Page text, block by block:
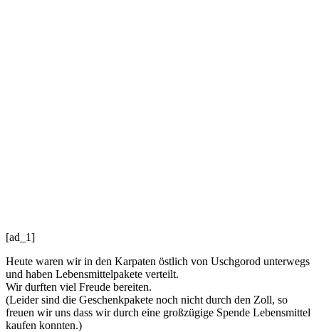
[ad_1]
Heute waren wir in den Karpaten östlich von Uschgorod unterwegs
und haben Lebensmittelpakete verteilt.
Wir durften viel Freude bereiten.
(Leider sind die Geschenkpakete noch nicht durch den Zoll, so
freuen wir uns dass wir durch eine großzügige Spende Lebensmittel
kaufen konnten.)